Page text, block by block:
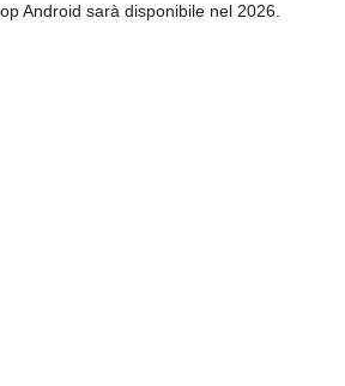
Android sarà disponibile nel 2026.